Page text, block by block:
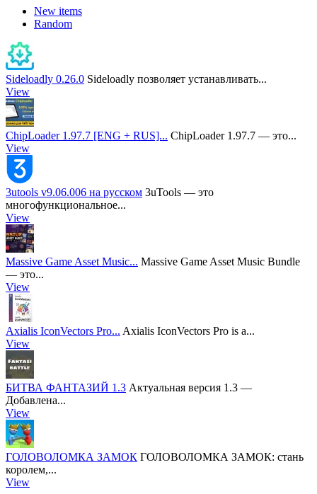
New items
Random
Sideloadly 0.26.0 Sideloadly позволяет устанавливать...
View
ChipLoader 1.97.7 [ENG + RUS]... ChipLoader 1.97.7 — это...
View
3utools v9.06.006 на русском 3uTools — это
многофункциональное...
View
Massive Game Asset Music... Massive Game Asset Music Bundle
— это...
View
Axialis IconVectors Pro... Axialis IconVectors Pro is a...
View
БИТВА ФАНТАЗИЙ 1.3 Актуальная версия 1.3 —
Добавлена...
View
ГОЛОВОЛОМКА ЗАМОК ГОЛОВОЛОМКА ЗАМОК: стань
королем,...
View